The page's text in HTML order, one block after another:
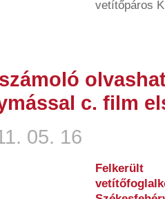
vetítőpáros
c. film
05. 16